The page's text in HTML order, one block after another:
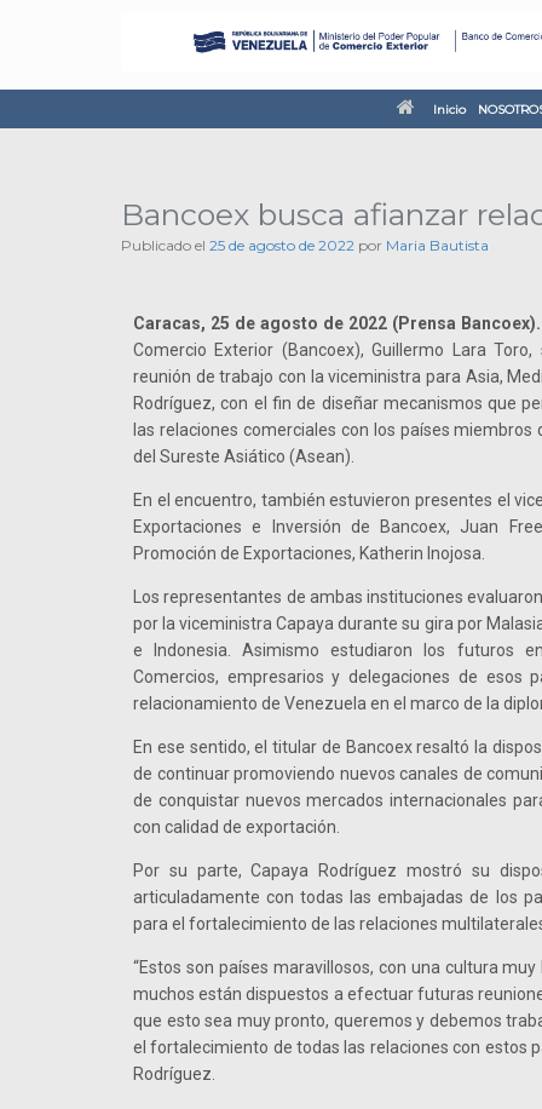
Inicio
Bancoex busca afianzar
Publicado el 25 de agosto de 2022 por Maria Bautista
Caracas, 25 de agosto de 2022 (Prensa Bancoex).
Comercio Exterior (Bancoex), Guillermo Lara
reunión de trabajo con la viceministra para Asia,
Rodríguez, con el fin de diseñar mecanismos que
las relaciones comerciales con los países miembros
del Sureste Asiático (Asean).
En el encuentro, también estuvieron presentes el
Exportaciones e Inversión de Bancoex, Juan
Promoción de Exportaciones, Katherin Inojosa.
Los representantes de ambas instituciones
por la viceministra Capaya durante su gira por
e Indonesia. Asimismo estudiaron los futuros
Comercios, empresarios y delegaciones de esos
relacionamiento de Venezuela en el marco de la
En ese sentido, el titular de Bancoex resaltó la
de continuar promoviendo nuevos canales de
de conquistar nuevos mercados internacionales
con calidad de exportación.
Por su parte, Capaya Rodríguez mostró su
articuladamente con todas las embajadas de los
para el fortalecimiento de las relaciones
“Estos son países maravillosos, con una cultura
muchos están dispuestos a efectuar futuras
que esto sea muy pronto, queremos y debemos
el fortalecimiento de todas las relaciones con estos
Rodríguez.